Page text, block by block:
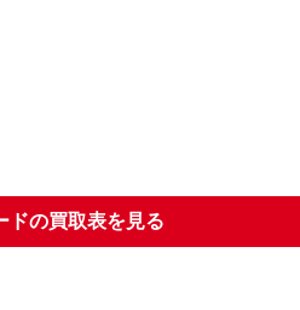
ドの買取表を見る